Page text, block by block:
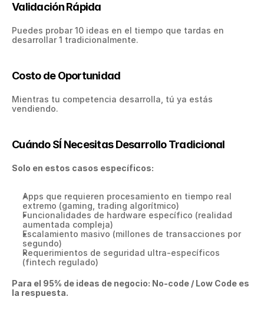
Validación Rápida
Puedes probar 10 ideas en el tiempo que tardas en
desarrollar 1 tradicionalmente.
Costo de Oportunidad
Mientras tu competencia desarrolla, tú ya estás
vendiendo.
Cuándo SÍ Necesitas Desarrollo Tradicional
Solo en estos casos específicos:
Apps que requieren procesamiento en tiempo real
extremo (gaming, trading algorítmico)
Funcionalidades de hardware específico (realidad
aumentada compleja)
Escalamiento masivo (millones de transacciones por
segundo)
Requerimientos de seguridad ultra-específicos
(fintech regulado)
Para el 95% de ideas de negocio: No-code / Low Code es
la respuesta.